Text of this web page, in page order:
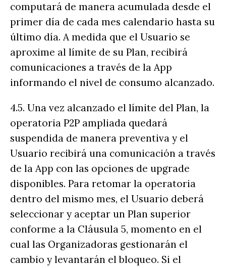
computará de manera acumulada desde el
primer día de cada mes calendario hasta su
último día. A medida que el Usuario se
aproxime al límite de su Plan, recibirá
comunicaciones a través de la App
informando el nivel de consumo alcanzado.
4.5. Una vez alcanzado el límite del Plan, la
operatoria P2P ampliada quedará
suspendida de manera preventiva y el
Usuario recibirá una comunicación a través
de la App con las opciones de upgrade
disponibles. Para retomar la operatoria
dentro del mismo mes, el Usuario deberá
seleccionar y aceptar un Plan superior
conforme a la Cláusula 5, momento en el
cual las Organizadoras gestionarán el
cambio y levantarán el bloqueo. Si el